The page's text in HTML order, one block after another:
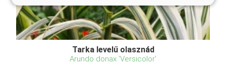
Tarka levelű olasznád
Arundo donax 'Versicolor'